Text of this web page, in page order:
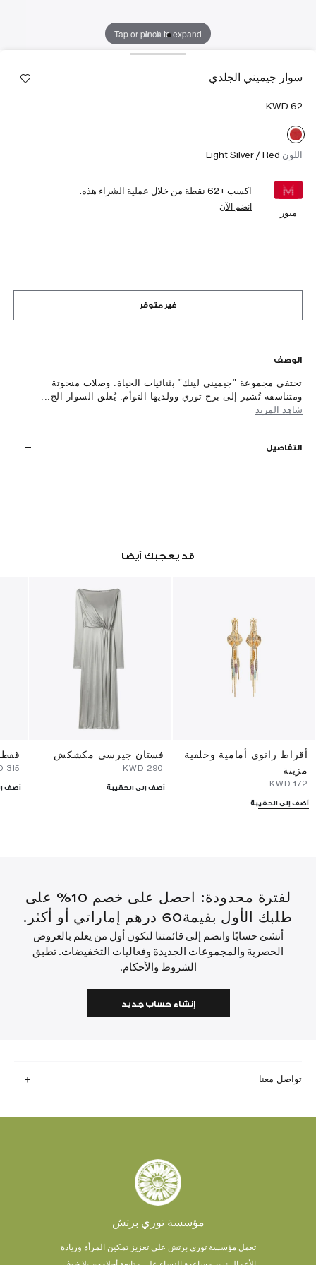
Tap or pinch to expand
سوار جيميني الجلدي
اللون Light Silver / Red
ميوز
اكسب +62 نقطة من خلال عملية الشراء هذه.
انضم الآن
غير متوفر
الوصف
تحتفي مجموعة "جيميني لينك" بثنائيات الحياة. وصلات منحوتة
ومتناسقة تُشير إلى برج توري وولديها التوأم. يُغلق السوار الج...
شاهد المزيد
التفاصيل
قد يعجبك أيضا
أقراط رانوي أمامية وخلفية
مزينة
أضف إلى الحقيبة
فستان جيرسي مكشكش
أضف إلى الحقيبة أضف
لفترة محدودة: احصل على خصم 10% على
طلبك الأول بقيمة60 درهم إماراتي أو أكثر.
أنشئ حسابًا وانضم إلى قائمتنا لتكون أول من يعلم بالعروض
الحصرية والمجموعات الجديدة وفعاليات التخفيضات. تطبق
الشروط والأحكام.
إنشاء حساب جديد
تواصل معنا
مؤسسة توري برتش
تعمل مؤسسة توري برتش على تعزيز تمكين المرأة وريادة